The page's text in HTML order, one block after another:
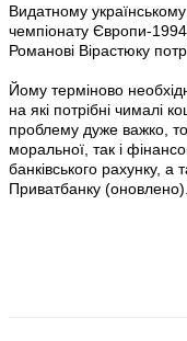
Видатному
чемпіонату Європи-1994
Романові Вірастюку
Йому терміново
на які потрібні чималі
проблему дуже важко,
моральної, так і
банківського рахунку,
Приватбанку (оновлено).